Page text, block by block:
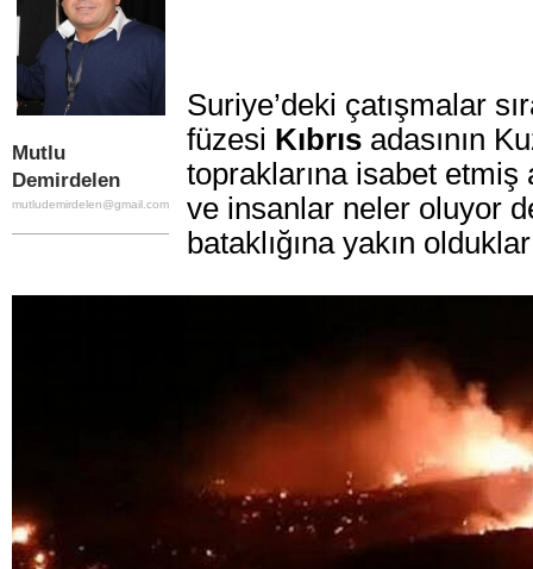
Mutlu
Demirdelen
mutludemirdelen@gmail.com
Suriye’deki çatışmalar
füzesi Kıbrıs adasının
topraklarına isabet etmiş
ve insanlar neler oluyor
bataklığına yakın